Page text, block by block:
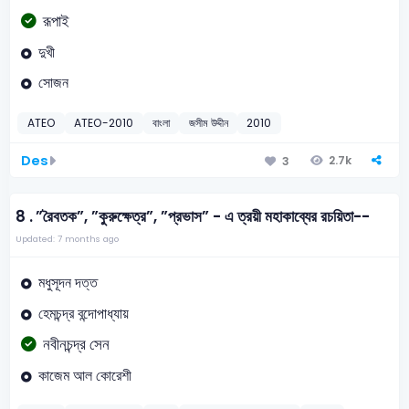
রূপাই
দুখী
সোজন
ATEO ATEO-2010 বাংলা জসীম উদ্দীন 2010
Des 3 2.7k
8 .”রৈবতক”, ”কুরুক্ষেত্র”, ”প্রভাস” - এ ত্রয়ী মহাকাব্যের রচয়িতা--
Updated: 7 months ago
মধুসূদন দত্ত
হেমচন্দ্র বন্দোপাধ্যায়
নবীনচন্দ্র সেন
কাজেম আল কোরেশী